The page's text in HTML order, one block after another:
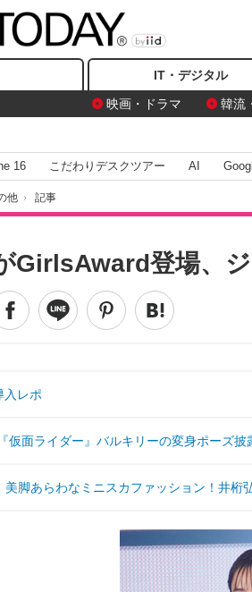
IT・デジタル
映画・ドラマ
韓流
16 こだわりデスクツアー AI
他 › 記事
GirlsAward登場、
入レポ
仮面ライダー』バルキリーの変身ポーズ披
美脚あらわなミニスカファッション！井桁